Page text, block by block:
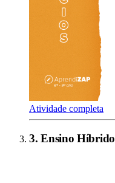
Atividade completa
3.Ensino Híbrido